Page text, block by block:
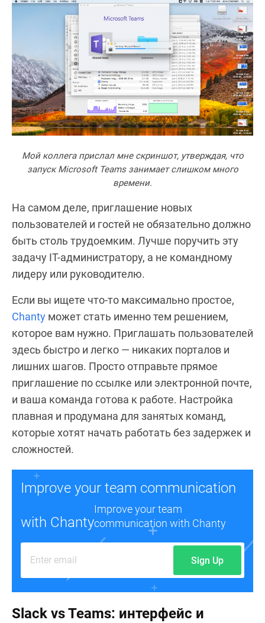
Мой коллега прислал мне скриншот, утверждая, что
запуск Microsoft Teams занимает слишком много
времени.
На самом деле, приглашение новых
пользователей и гостей не обязательно должно
быть столь трудоемким. Лучше поручить эту
задачу IT-администратору, а не командному
лидеру или руководителю.
Если вы ищете что-то максимально простое,
Chanty может стать именно тем решением,
которое вам нужно. Приглашать пользователей
здесь быстро и легко — никаких порталов и
лишних шагов. Просто отправьте прямое
приглашение по ссылке или электронной почте,
и ваша команда готова к работе. Настройка
плавная и продумана для занятых команд,
которые хотят начать работать без задержек и
сложностей.
Improve your team communication
with Chanty
Improve your team
communication with Chanty
Sign Up
Slack vs Teams: интерфейс и